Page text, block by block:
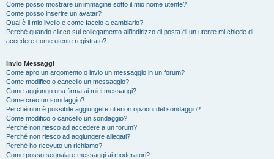
Come posso mostrare un’immagine sotto il mio nome utente?
Come posso inserire un avatar?
Qual è il mio livello e come faccio a cambiarlo?
Perché quando clicco sul collegamento all’indirizzo di posta di un utente mi chiede di
accedere come utente registrato?
Invio Messaggi
Come apro un argomento o invio un messaggio in un forum?
Come modifico o cancello un messaggio?
Come aggiungo una firma ai miei messaggi?
Come creo un sondaggio?
Perché non è possibile aggiungere ulteriori opzioni del sondaggio?
Come modifico o cancello un sondaggio?
Perché non riesco ad accedere a un forum?
Perché non riesco ad aggiungere allegati?
Perché ho ricevuto un richiamo?
Come posso segnalare messaggi ai moderatori?